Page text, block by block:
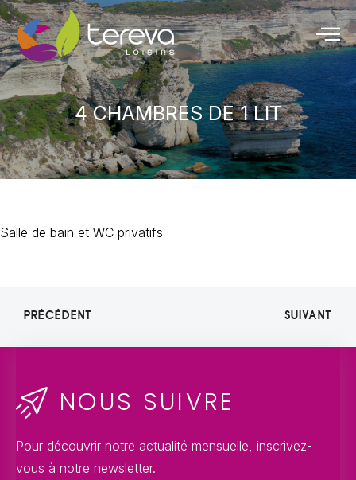
4 CHAMBRES DE 1 LIT
Salle de bain et WC privatifs
PRÉCÉDENT SUIVANT
NOUS SUIVRE
Pour découvrir notre actualité mensuelle, inscrivez-
vous à notre newsletter.